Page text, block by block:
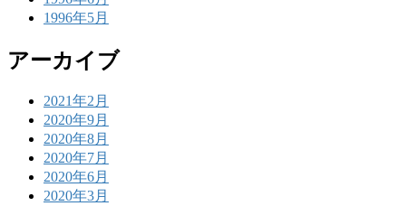
1996年5月
アーカイブ
2021年2月
2020年9月
2020年8月
2020年7月
2020年6月
2020年3月